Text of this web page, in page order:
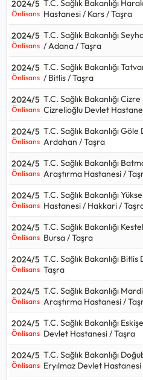
2024/5
Önlisans
T.C. Sağlık Bakanlığı
Hastanesi / Kars / Taşra
2024/5
Önlisans
T.C. Sağlık Bakanlığı
/ Adana / Taşra
2024/5
Önlisans
T.C. Sağlık Bakanlığı
/ Bitlis / Taşra
2024/5
Önlisans
T.C. Sağlık Bakanlığı
Cizrelioğlu Devlet
2024/5
Önlisans
T.C. Sağlık Bakanlığı
Ardahan / Taşra
2024/5
Önlisans
T.C. Sağlık Bakanlığı
Araştırma Hastanesi /
2024/5
Önlisans
T.C. Sağlık Bakanlığı
Hastanesi / Hakkari /
2024/5
Önlisans
T.C. Sağlık Bakanlığı
Bursa / Taşra
2024/5
Önlisans
T.C. Sağlık Bakanlığı
Taşra
2024/5
Önlisans
T.C. Sağlık Bakanlığı
Araştırma Hastanesi /
2024/5
Önlisans
T.C. Sağlık Bakanlığı
Devlet Hastanesi / Taşra
2024/5
Önlisans
T.C. Sağlık Bakanlığı
Eryılmaz Devlet